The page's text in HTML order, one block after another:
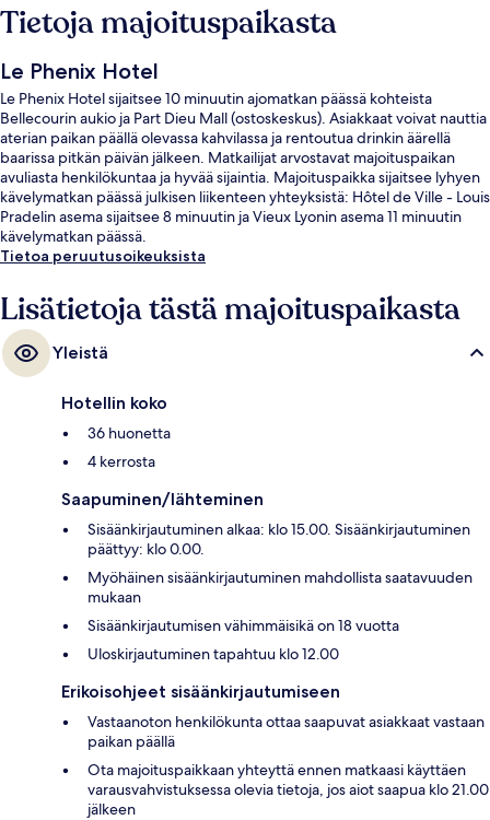
Tietoja majoituspaikasta
Le Phenix Hotel
Le Phenix Hotel sijaitsee 10 minuutin ajomatkan päässä kohteista
Bellecourin aukio ja Part Dieu Mall (ostoskeskus). Asiakkaat voivat nauttia
aterian paikan päällä olevassa kahvilassa ja rentoutua drinkin äärellä
baarissa pitkän päivän jälkeen. Matkailijat arvostavat majoituspaikan
avuliasta henkilökuntaa ja hyvää sijaintia. Majoituspaikka sijaitsee lyhyen
kävelymatkan päässä julkisen liikenteen yhteyksistä: Hôtel de Ville - Louis
Pradelin asema sijaitsee 8 minuutin ja Vieux Lyonin asema 11 minuutin
kävelymatkan päässä.
Tietoa peruutusoikeuksista
Lisätietoja tästä majoituspaikasta
Yleistä
Hotellin koko
36 huonetta
4 kerrosta
Saapuminen/lähteminen
Sisäänkirjautuminen alkaa: klo 15.00. Sisäänkirjautuminen
päättyy: klo 0.00.
Myöhäinen sisäänkirjautuminen mahdollista saatavuuden
mukaan
Sisäänkirjautumisen vähimmäisikä on 18 vuotta
Uloskirjautuminen tapahtuu klo 12.00
Erikoisohjeet sisäänkirjautumiseen
Vastaanoton henkilökunta ottaa saapuvat asiakkaat vastaan
paikan päällä
Ota majoituspaikkaan yhteyttä ennen matkaasi käyttäen
varausvahvistuksessa olevia tietoja, jos aiot saapua klo 21.00
jälkeen